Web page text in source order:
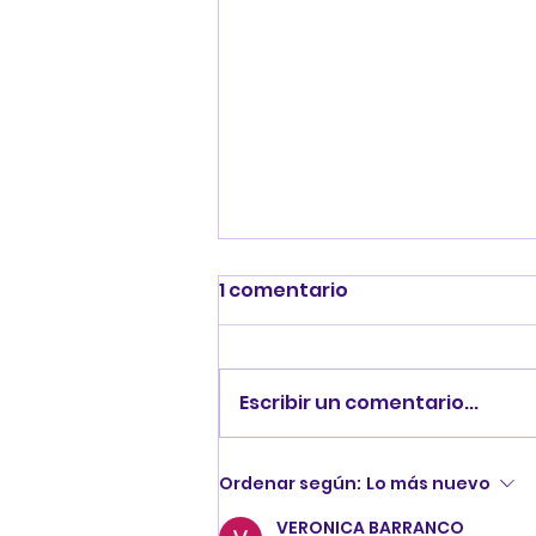
EXPLORANDO
1 comentario
Escribir un comentario...
Ordenar según: Lo más nuevo
VERONICA BARRANCO